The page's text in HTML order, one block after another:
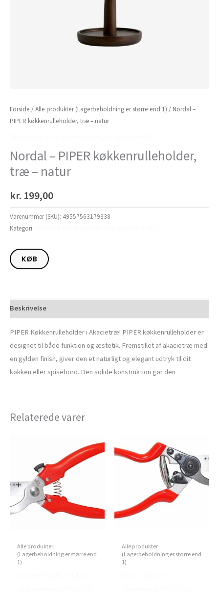
Forside /Alle produkter (Lagerbeholdning er større end 1) / Nordal –
PIPER køkkenrulleholder, træ – natur
Nordal – PIPER køkkenrulleholder,
træ – natur
kr. 199,00
Varenummer (SKU): 49557563179338
Kategori:
KØB
Beskrivelse
PIPER Køkkenrulleholder i Akacietræ! PIPER køkkenrulleholder er
designet til både funktion og æstetik. Fremstillet af akacietræ med
en gylden finish, giver den et naturligt og elegant udtryk til dit
køkken eller spisebord. Den solide konstruktion gør den
Relaterede varer
Alle produkter
(Lagerbeholdning er større end
1)
Alle produkter
(Lagerbeholdning er større end
1)